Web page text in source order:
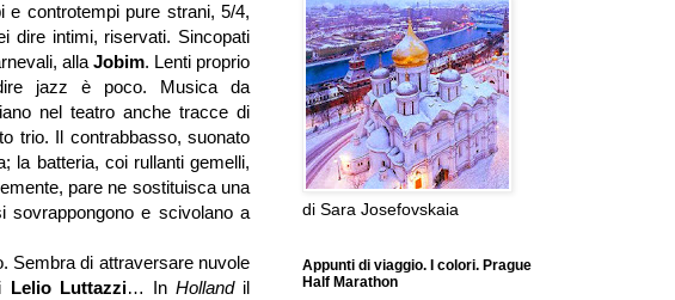
e controtempi pure strani, 5/4,
dire intimi, riservati. Sincopati
alla Jobim. Lenti proprio
jazz è poco. Musica da
nel teatro anche tracce di
trio. Il contrabbasso, suonato
la batteria, coi rullanti gemelli,
pare ne sostituisca una
sovrappongono e scivolano a
Sembra di attraversare nuvole
Lelio Luttazzi… In Hollandil
di Sara Josefovskaia
Appunti di viaggio. I colori. Prague
Half Marathon